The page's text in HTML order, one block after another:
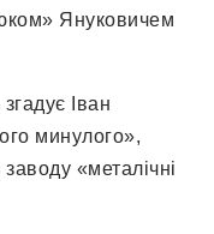
Януковичем
Іван
минулого»,
«металічні